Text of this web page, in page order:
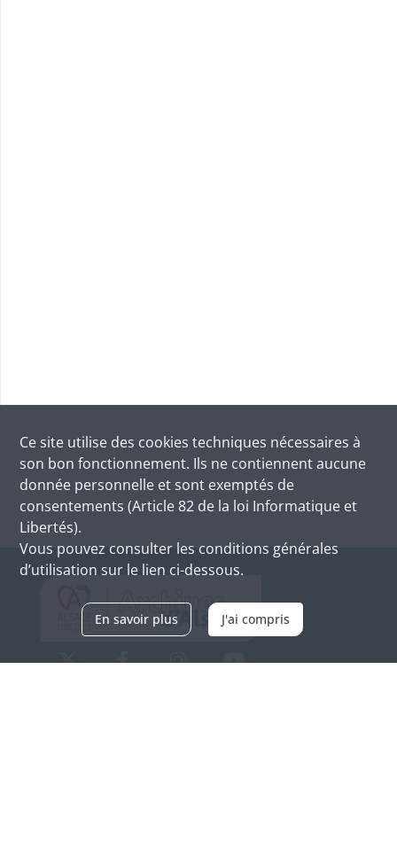
Ce site utilise des cookies techniques nécessaires à
son bon fonctionnement. Ils ne contiennent aucune
donnée personnelle et sont exemptés de
consentements (Article 82 de la loi Informatique et
Libertés).
Vous pouvez consulter les conditions générales
d’utilisation sur le lien ci-dessous.
En savoir plus J'ai compris